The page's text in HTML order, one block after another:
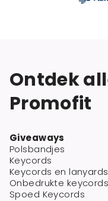
Ontdek
Promofit
Giveaways
Polsbandjes
Keycords
Keycords en lanyards
Onbedrukte keycords
Spoed Keycords